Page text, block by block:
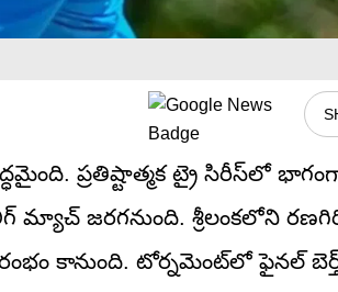
ప్రతిష్టాత్మక ట్రై సిరీస్‌లో
మ్యాచ్ జరగనుంది. శ్రీలంకలోని
కానుంది. టోర్నమెంట్‌లో ఫైనల్